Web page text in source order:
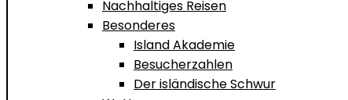
Nachhaltiges Reisen
Besonderes
Island Akademie
Besucherzahlen
Der isländische Schwur